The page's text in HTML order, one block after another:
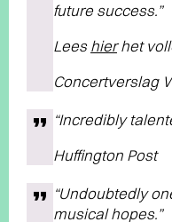
future success.”
Lees hierhet
Concertverslag
“Incredibly
Huffington Post
“Undoubtedly
musical hopes.”